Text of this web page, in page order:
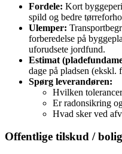
Fordele: Kort
spild og bedre
Ulemper:
forberedelse på
uforudsete jordfund.
Estimat
dage på pladsen (ekskl.
Spørg leverandøren:
Hvilken
Er radonsikring
Hvad sker ved
Offentlige tilskud /